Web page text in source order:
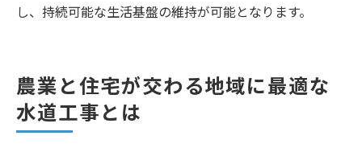
し、持続可能な生活基盤の維持が可能となります。
農業と住宅が交わる地域に最適な
水道工事とは